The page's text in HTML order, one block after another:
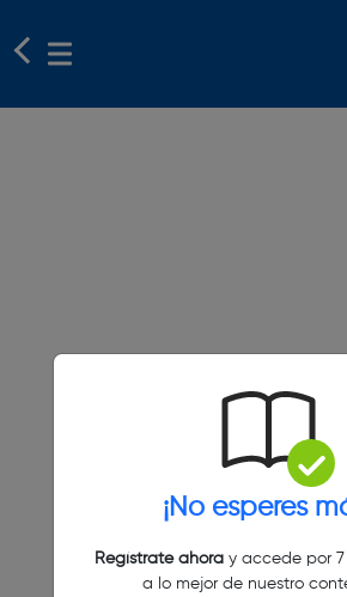
¡No esperes
Regístrate ahoray accede por 7
a lo mejor de nuestro